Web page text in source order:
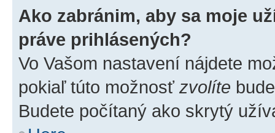
Ako zabránim, aby sa moje
práve prihlásených?
Vo Vašom nastavení nájdete
pokiaľ túto možnosť zvolíte
Budete počítaný ako skrytý